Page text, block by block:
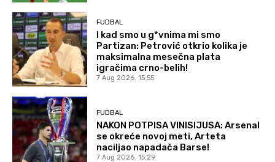
FUDBAL
I kad smo u g*vnima mi smo
Partizan: Petrović otkrio kolika je
maksimalna mesečna plata
igračima crno-belih!
7 Aug 2026. 15:55
FUDBAL
NAKON POTPISA VINISIJUSA: Arsenal
se okreće novoj meti, Arteta
naciljao napadača Barse!
7 Aug 2026. 15:29